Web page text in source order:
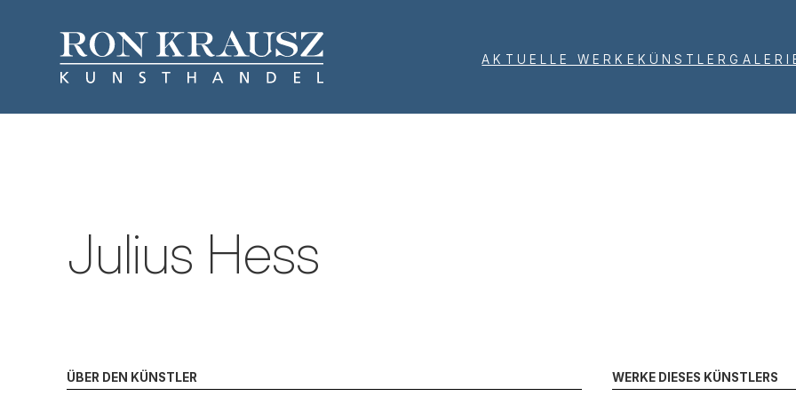
AKTUELLE WERKE KÜNSTLER
Julius Hess
ÜBER DEN KÜNSTLER WERKE DIESES KÜNSTLERS